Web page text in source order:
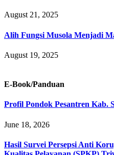
August 21, 2025
Alih Fungsi Musola Menjadi
August 19, 2025
E-Book/Panduan
Profil Pondok Pesantren Kab.
June 18, 2026
Hasil Survei Persepsi Anti